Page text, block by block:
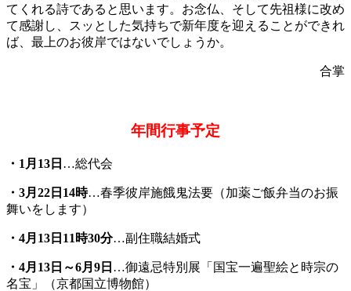
てくれる詩であると思います。お念仏、そして先祖様に改め
て感謝し、スッとした気持ちで新年度を迎えることができれ
ば、最上のお彼岸ではないでしょうか。
合掌
年間行事予定
・1月13日 …総代会
・3月22日14時…春季彼岸施餓鬼法要（加薬ご飯弁当のお振
舞いをします）
・ 4月13日11時30分…副住職結婚式
・ 4月13日～6月9日 …御遠忌特別展「国宝一遍聖絵と時宗の
名宝」（京都国立博物館）